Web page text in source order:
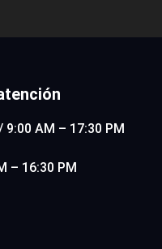
9:00 AM – 17:30 PM
– 16:30 PM